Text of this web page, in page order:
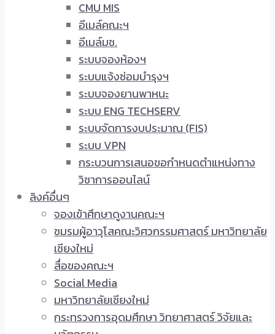
CMU MIS
อีเมล์คณะฯ
อีเมล์มช.
ระบบจองห้องฯ
ระบบแจ้งซ่อมบำรุงฯ
ระบบจองยานพาหนะ
ระบบ ENG TECHSERV
ระบบจัดการงบประมาณ (FIS)
ระบบ VPN
กระบวนการเสนอขอกำหนดตำแหน่งทาง
วิชาการออนไลน์
ลิงค์อื่นๆ
จองเข้าศึกษาดูงานคณะฯ
ชมรมผู้อาวุโสคณะวิศวกรรมศาสตร์ มหาวิทยาลัย
เชียงใหม่
สื่อของคณะฯ
Social Media
มหาวิทยาลัยเชียงใหม่
กระทรวงการอุดมศึกษา วิทยาศาสตร์ วิจัยและ